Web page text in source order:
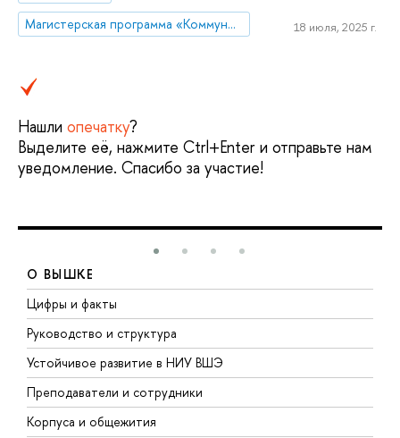
Магистерская программа «Коммуникации в государственных структурах и НКО»
18 июля, 2025 г.
Нашли опечатку?
Выделите её, нажмите Ctrl+Enter и отправьте нам
уведомление. Спасибо за участие!
О ВЫШКЕ
Цифры и факты
Руководство и структура
Устойчивое развитие в НИУ ВШЭ
Преподаватели и сотрудники
Корпуса и общежития